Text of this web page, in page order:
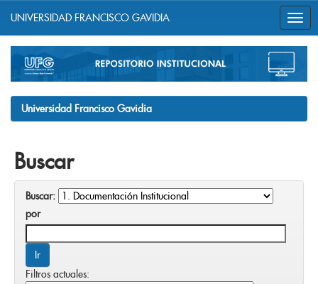
navigation
UNIVERSIDAD FRANCISCO GAVIDIA
Universidad Francisco Gavidia
Buscar
Buscar:
por
Filtros actuales: